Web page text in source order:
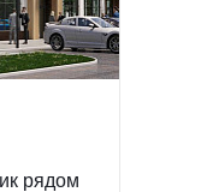
рядом